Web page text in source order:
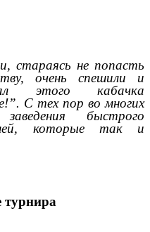
стараясь не попасть
очень спешили и
этого кабачка
С тех пор во многих
быстрого
которые так и
турнира